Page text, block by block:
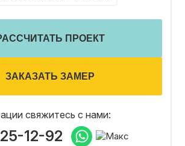
ПРОЕКТ
ЗАКАЗАТЬ ЗАМЕР
свяжитесь с нами:
12-92